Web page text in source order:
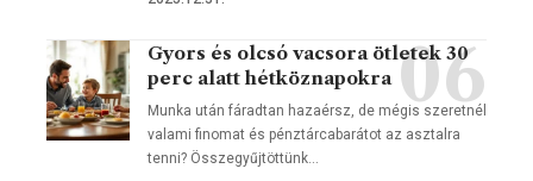
Gyors és olcsó vacsora ötletek 30
perc alatt hétköznapokra
Munka után fáradtan hazaérsz, de mégis szeretnél
valami finomat és pénztárcabarátot az asztalra
tenni? Összegyűjtöttünk…